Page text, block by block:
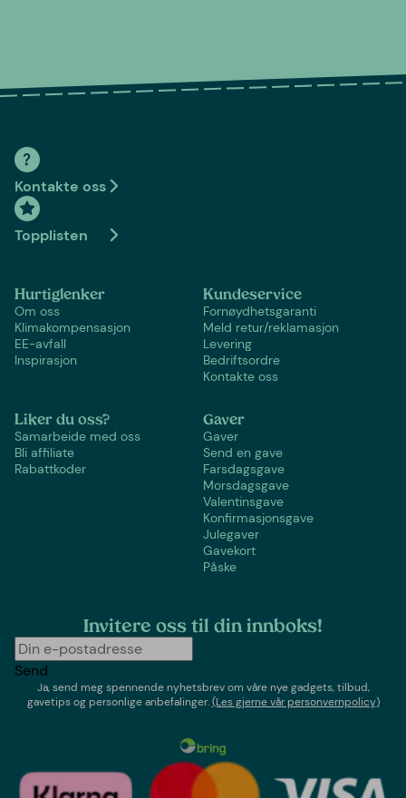
Kontakte oss
Topplisten
Hurtiglenker
Om oss
Klimakompensasjon
EE-avfall
Inspirasjon
Kundeservice
Fornøydhetsgaranti
Meld retur/reklamasjon
Levering
Bedriftsordre
Kontakte oss
Liker du oss?
Samarbeide med oss
Bli affiliate
Rabattkoder
Gaver
Gaver
Send en gave
Farsdagsgave
Morsdagsgave
Valentinsgave
Konfirmasjonsgave
Julegaver
Gavekort
Påske
Invitere oss til din innboks!
Send
Ja, send meg spennende nyhetsbrev om våre nye gadgets, tilbud,
gavetips og personlige anbefalinger.(Les gjerne vår personvernpolicy)